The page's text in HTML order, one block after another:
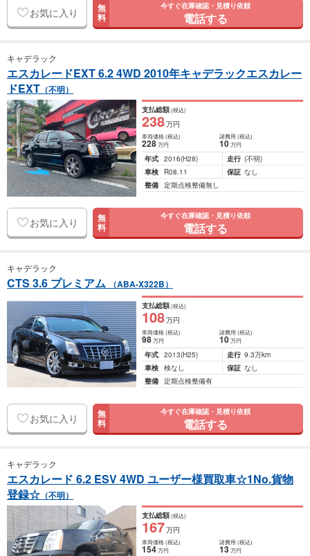
お気に入り 無
料
今すぐ在庫確認・見積り依頼
電話する
キャデラック
エスカレードEXT 6.2 4WD 2010年キャデラックエスカレー
ドEXT （不明）
支払総額(税込)
238万円
車両価格(税込)
228万円
諸費用 (税込)
10 万円
年式 2016(H28) 走行 (不明)
車検
R08.11 保証 なし
整備 定期点検整備無し
お気に入り 無
料
今すぐ在庫確認・見積り依頼
電話する
キャデラック
CTS 3.6 プレミアム （ABA-X322B）
支払総額(税込)
108万円
車両価格(税込)
98万円
諸費用 (税込)
10 万円
年式 2013(H25) 走行 9.3万km
車検 検なし 保証 なし
整備 定期点検整備有
お気に入り 無
料
今すぐ在庫確認・見積り依頼
電話する
キャデラック
エスカレード 6.2 ESV 4WD ユーザー様買取車☆1No.貨物
登録☆ （不明）
支払総額(税込)
167万円
車両価格(税込)
154万円
諸費用 (税込)
13 万円